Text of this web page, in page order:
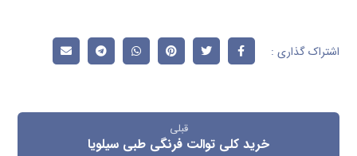
قبلی
خرید کلی توالت فرنگی طبی سیلویا